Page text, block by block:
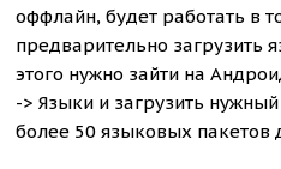
оффлайн, будет работать в
предварительно загрузить
этого нужно зайти на
-> Языки и загрузить
более 50 языковых пакетов